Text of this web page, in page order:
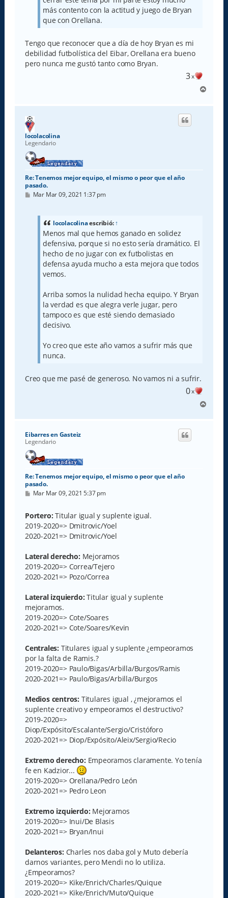
más contento con la actitud y juego de Bryan
que con Orellana.
Tengo que reconocer que a día de hoy Bryan es mi
debilidad futbolística del Eibar, Orellana era bueno
pero nunca me gustó tanto como Bryan.
3x
r
locolacolina
Legendario
Re: Tenemos mejor equipo, el mismo o peor que el año
pasado.
M
Mar Mar 09, 2021 1:37 pm
locolacolinaescribió:↑
Menos mal que hemos ganado en solidez
defensiva, porque si no esto sería dramático. El
hecho de no jugar con ex futbolistas en
defensa ayuda mucho a esta mejora que todos
vemos.
Arriba somos la nulidad hecha equipo. Y Bryan
la verdad es que alegra verle jugar, pero
tampoco es que esté siendo demasiado
decisivo.
Yo creo que este año vamos a sufrir más que
nunca.
Creo que me pasé de generoso. No vamos ni a sufrir.
0x
r
Eibarres en Gasteiz
Legendario
Re: Tenemos mejor equipo, el mismo o peor que el año
pasado.
M
s
a
j
e
Mar Mar 09, 2021 5:37 pm
Portero: Titular igual y suplente igual.
2019-2020=> Dmitrovic/Yoel
2020-2021=> Dmitrovic/Yoel
Lateral derecho: Mejoramos
2019-2020=> Correa/Tejero
2020-2021=> Pozo/Correa
Lateral izquierdo: Titular igual y suplente
mejoramos.
2019-2020=> Cote/Soares
2020-2021=> Cote/Soares/Kevin
Centrales: Titulares igual y suplente ¿empeoramos
por la falta de Ramis.?
2019-2020=> Paulo/Bigas/Arbilla/Burgos/Ramis
2020-2021=> Paulo/Bigas/Arbilla/Burgos
Medios centros: Titulares igual , ¿mejoramos el
suplente creativo y empeoramos el destructivo?
2019-2020=>
Diop/Expósito/Escalante/Sergio/Cristóforo
2020-2021=> Diop/Expósito/Aleix/Sergio/Recio
Extremo derecho: Empeoramos claramente. Yo tenía
fe en Kadzior...
2019-2020=> Orellana/Pedro León
2020-2021=> Pedro Leon
Extremo izquierdo: Mejoramos
2019-2020=> Inui/De Blasis
2020-2021=> Bryan/Inui
Delanteros: Charles nos daba gol y Muto debería
darnos variantes, pero Mendi no lo utiliza.
¿Empeoramos?
2019-2020=> Kike/Enrich/Charles/Quique
2020-2021=> Kike/Enrich/Muto/Quique